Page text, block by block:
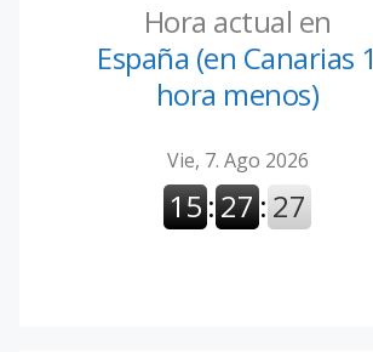
Hora actual en
España (en Canarias 1
hora menos)